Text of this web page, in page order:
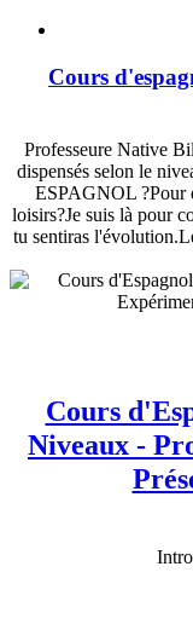
Cours
Professeure Native
dispensés selon le
ESPAGNOL ?Pour
loisirs?Je suis là pour
tu sentiras
Cours
Niveaux -